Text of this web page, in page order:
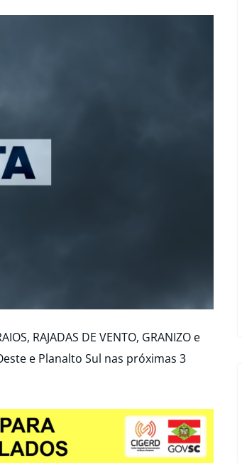
RAJADAS DE VENTO, GRANIZO e
e Planalto Sul nas próximas 3